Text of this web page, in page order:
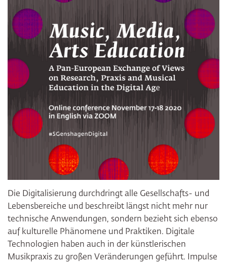
Die Digitalisierung durchdringt alle Gesellschafts- und
Lebensbereiche und beschreibt längst nicht mehr nur
technische Anwendungen, sondern bezieht sich ebenso
auf kulturelle Phänomene und Praktiken. Digitale
Technologien haben auch in der künstlerischen
Musikpraxis zu großen Veränderungen geführt. Impulse